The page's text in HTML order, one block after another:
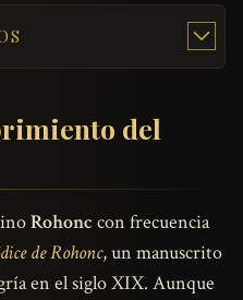
del
Rohonc con frecuencia
de Rohonc, un manuscrito
en el siglo XIX. Aunque